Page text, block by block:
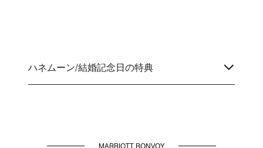
ハネムーン/結婚記念日の特典
MARRIOTT BONVOY